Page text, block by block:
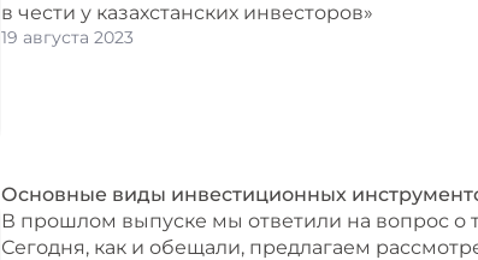
в чести у казахстанских инвесторов»
19 августа 2023
Основные виды инвестиционных
В прошлом выпуске мы ответили на вопрос о
Сегодня, как и обещали, предлагаем